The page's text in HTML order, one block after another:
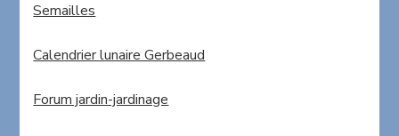
Semailles
Calendrier lunaire Gerbeaud
Forum jardin-jardinage